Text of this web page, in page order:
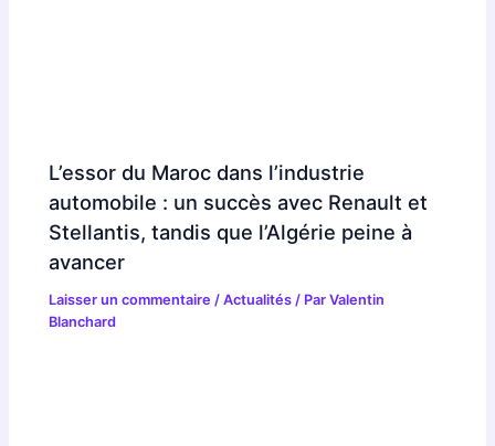
L’essor du Maroc dans l’industrie
automobile : un succès avec Renault et
Stellantis, tandis que l’Algérie peine à
avancer
Laisser un commentaire /Actualités / ParValentin
Blanchard